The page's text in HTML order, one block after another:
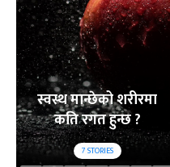
स्वस्थ मान्छेको शरीरमा
कति रगत हुन्छ ?
7STORIES